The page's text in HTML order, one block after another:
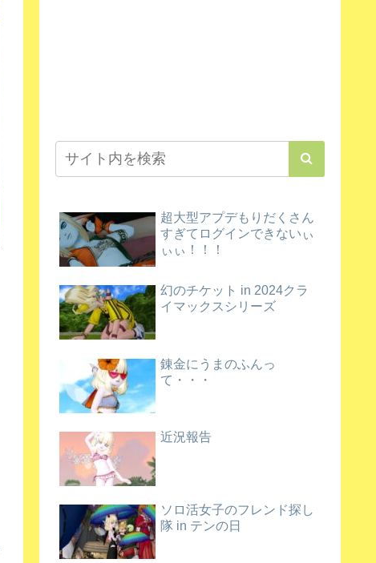
超大型アプデもりだくさん
すぎてログインできないぃ
ぃぃ！！！
幻のチケット in 2024クラ
イマックスシリーズ
錬金にうまのふんっ
て・・・
近況報告
ソロ活女子のフレンド探し
隊 in テンの日